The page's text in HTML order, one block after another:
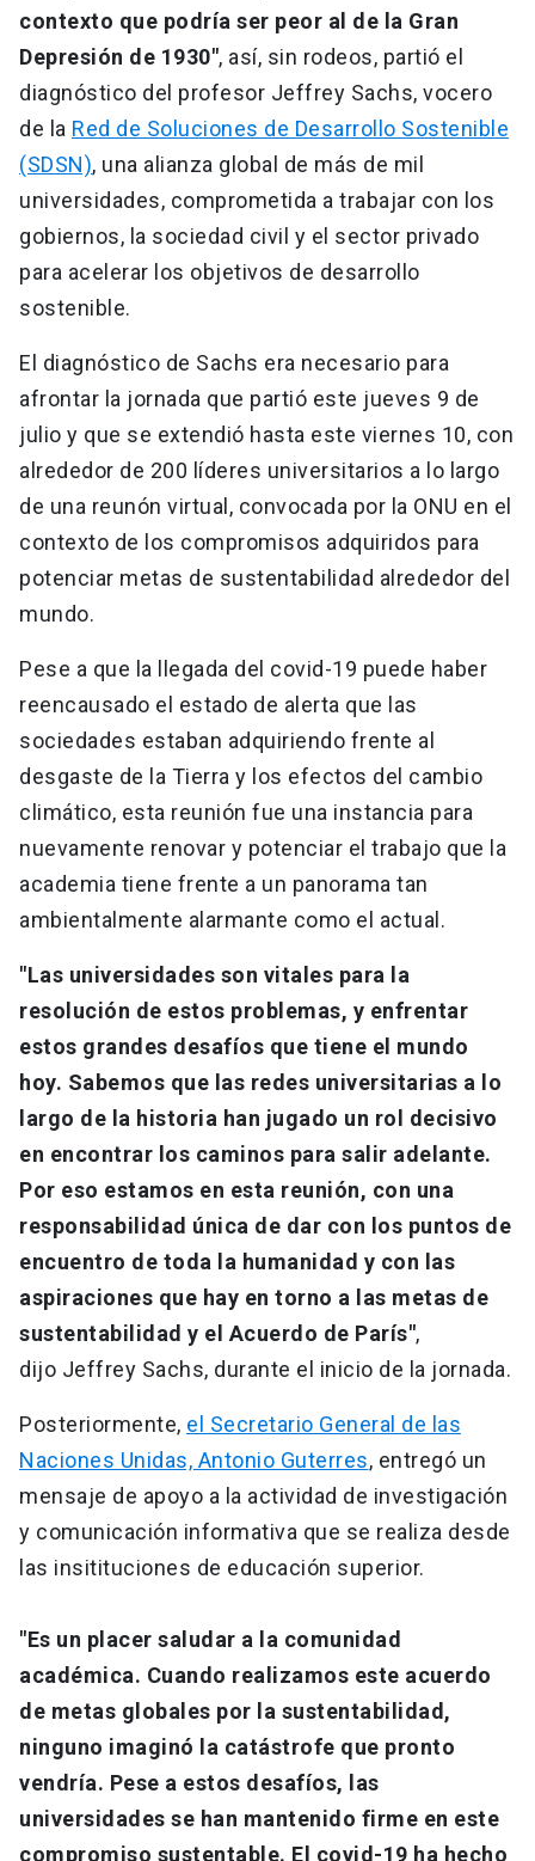
contexto que podría ser peor al de la Gran
Depresión de 1930", así, sin rodeos, partió el
diagnóstico del profesor Jeffrey Sachs, vocero
de la Red de Soluciones de Desarrollo Sostenible
(SDSN), una alianza global de más de mil
universidades, comprometida a trabajar con los
gobiernos, la sociedad civil y el sector privado
para acelerar los objetivos de desarrollo
sostenible.
El diagnóstico de Sachs era necesario para
afrontar la jornada que partió este jueves 9 de
julio y que se extendió hasta este viernes 10, con
alrededor de 200 líderes universitarios a lo largo
de una reunón virtual, convocada por la ONU en el
contexto de los compromisos adquiridos para
potenciar metas de sustentabilidad alrededor del
mundo.
Pese a que la llegada del covid-19 puede haber
reencausado el estado de alerta que las
sociedades estaban adquiriendo frente al
desgaste de la Tierra y los efectos del cambio
climático, esta reunión fue una instancia para
nuevamente renovar y potenciar el trabajo que la
academia tiene frente a un panorama tan
ambientalmente alarmante como el actual.
"Las universidades son vitales para la
resolución de estos problemas, y enfrentar
estos grandes desafíos que tiene el mundo
hoy. Sabemos que las redes universitarias a lo
largo de la historia han jugado un rol decisivo
en encontrar los caminos para salir adelante.
Por eso estamos en esta reunión, con una
responsabilidad única de dar con los puntos de
encuentro de toda la humanidad y con las
aspiraciones que hay en torno a las metas de
sustentabilidad y el Acuerdo de París",
dijo Jeffrey Sachs, durante el inicio de la jornada.
Posteriormente, el Secretario General de las
Naciones Unidas, Antonio Guterres, entregó un
mensaje de apoyo a la actividad de investigación
y comunicación informativa que se realiza desde
las insitituciones de educación superior.
"Es un placer saludar a la comunidad
académica. Cuando realizamos este acuerdo
de metas globales por la sustentabilidad,
ninguno imaginó la catástrofe que pronto
vendría. Pese a estos desafíos, las
universidades se han mantenido firme en este
compromiso sustentable. El covid-19 ha hecho